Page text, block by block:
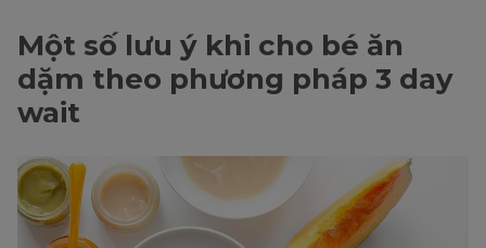
Một số lưu ý khi cho bé ăn
dặm theo phương pháp 3 day
wait